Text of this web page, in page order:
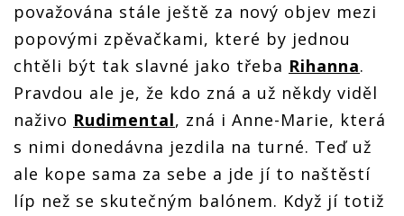
považována stále ještě za nový objev mezi
popovými zpěvačkami, které by jednou
chtěli být tak slavné jako třeba Rihanna.
Pravdou ale je, že kdo zná a už někdy viděl
naživo Rudimental, zná i Anne-Marie, která
s nimi donedávna jezdila na turné. Teď už
ale kope sama za sebe a jde jí to naštěstí
líp než se skutečným balónem. Když jí totiž